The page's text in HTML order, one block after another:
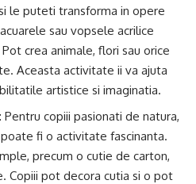
le puteti transforma in opere
sau vopsele acrilice
crea animale, flori sau orice
Aceasta activitate ii va ajuta
artistice si imaginatia.
Pentru copiii pasionati de natura,
fi o activitate fascinanta.
precum o cutie de carton,
Copiii pot decora cutia si o pot